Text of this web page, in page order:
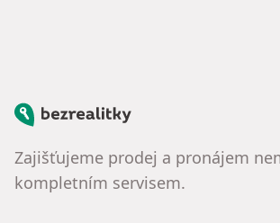
Bezrealitky
Zajišťujeme prodej a pronájem
kompletním servisem.